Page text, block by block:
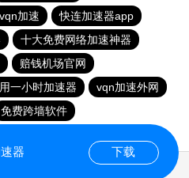
加速
快连加速器app
十大免费网络加速神器
赔钱机场官网
一小时加速器
vqn加速外网
免费跨墙软件
器 下载